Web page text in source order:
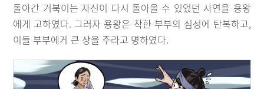
돌아간 거북이는 자신이 다시 돌아올 수 있었던 사연을 용왕
에게 고하였다. 그러자 용왕은 착한 부부의 심성에 탄복하고,
이들 부부에게 큰 상을 주라고 명하였다.